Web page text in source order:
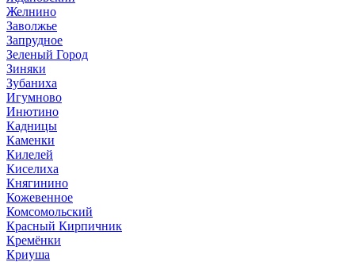
Желнино
Заволжье
Запрудное
Зеленый Город
Зиняки
Зубаниха
Игумново
Инютино
Кадницы
Каменки
Килелей
Киселиха
Княгинино
Кожевенное
Комсомольский
Красный Кирпичник
Кремёнки
Криуша